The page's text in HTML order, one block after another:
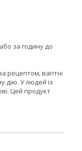
за годину до
вагітні
дію. У людей із
Цей продукт